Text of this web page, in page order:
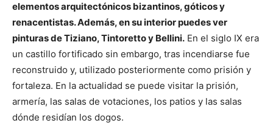
elementos arquitectónicos bizantinos, góticos y
renacentistas. Además, en su interior puedes ver
pinturas de Tiziano, Tintoretto y Bellini. En el siglo IX era
un castillo fortificado sin embargo, tras incendiarse fue
reconstruido y, utilizado posteriormente como prisión y
fortaleza. En la actualidad se puede visitar la prisión,
armería, las salas de votaciones, los patios y las salas
dónde residían los dogos.